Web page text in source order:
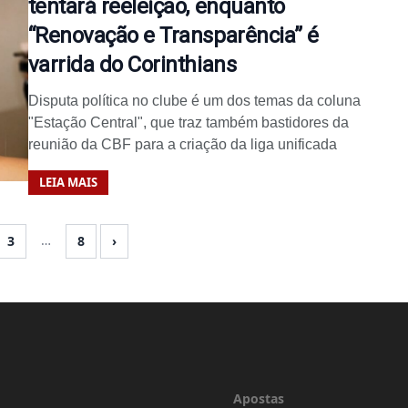
tentará reeleição, enquanto
“Renovação e Transparência” é
varrida do Corinthians
Disputa política no clube é um dos temas da coluna
"Estação Central", que traz também bastidores da
reunião da CBF para a criação da liga unificada
LEIA MAIS
3 … 8 ›
Apostas